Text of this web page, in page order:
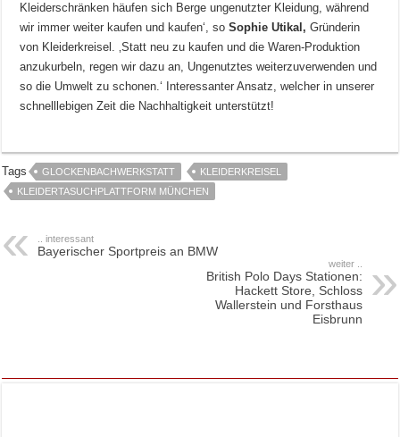
Kleiderschränken häufen sich Berge ungenutzter Kleidung, während
wir immer weiter kaufen und kaufen‘, soSophie Utikal, Gründerin
von Kleiderkreisel. ‚Statt neu zu kaufen und die Waren-Produktion
anzukurbeln, regen wir dazu an, Ungenutztes weiterzuverwenden und
so die Umwelt zu schonen.‘ Interessanter Ansatz, welcher in unserer
schnelllebigen Zeit die Nachhaltigkeit unterstützt!
Tags GLOCKENBACHWERKSTATT
KLEIDERKREISEL
KLEIDERTASUCHPLATTFORM MÜNCHEN
.. interessant
Bayerischer Sportpreis an BMW
weiter ..
British Polo Days Stationen:
Hackett Store, Schloss
Wallerstein und Forsthaus
Eisbrunn